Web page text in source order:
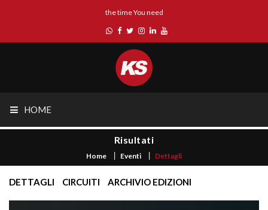
the time You need
HOME
Risultati
Home Eventi Dettagli
DETTAGLI CIRCUITI ARCHIVIO EDIZIONI